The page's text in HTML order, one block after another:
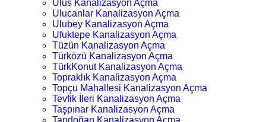
Ulus Kanalizasyon Açma
Ulucanlar Kanalizasyon Açma
Ulubey Kanalizasyon Açma
Ufuktepe Kanalizasyon Açma
Tüzün Kanalizasyon Açma
Türközü Kanalizasyon Açma
TürkKonut Kanalizasyon Açma
Topraklık Kanalizasyon Açma
Topçu Mahallesi Kanalizasyon Açma
Tevfik İleri Kanalizasyon Açma
Taşpınar Kanalizasyon Açma